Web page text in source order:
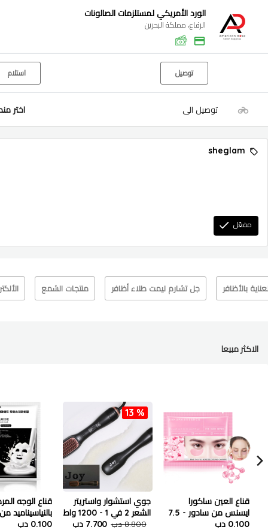
الورد الأمريكي لمستلزمات الصالونات
الرفاع، مملكة البحرين
توصيل استلام
توصيل الى اختر
sheglam
مفعّل
بالأظافر جل تشارم ليمت طلاء أظافر منتجات الشمع
الاكثر مبيعا
قناع العين ساكورا
ايسنس من سادور - 7.5
جم
0.100 دب
13 %
جوي استشوار واستريتر
الشعر 2 في 1 - 1200 واط
8.800 دب
7.700 دب
قناع الوجه
بالنياسيناميد
25 مل
0.100 دب